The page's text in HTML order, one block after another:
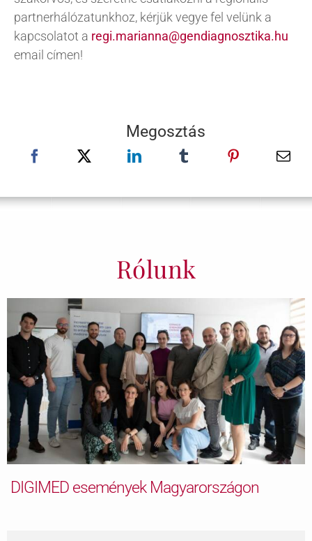
partnerhálózatunkhoz, kérjük vegye fel velünk a
kapcsolatot a regi.marianna@gendiagnosztika.hu
email címen!
Megosztás
Rólunk
DIGIMED események Magyarországon